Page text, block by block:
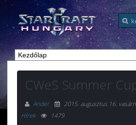
CWeS Summer
Ander 2015. augusztus 16.
Hírek
1479